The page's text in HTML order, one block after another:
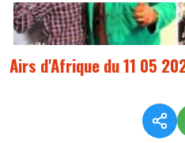
Airs d'Afrique du 11 05